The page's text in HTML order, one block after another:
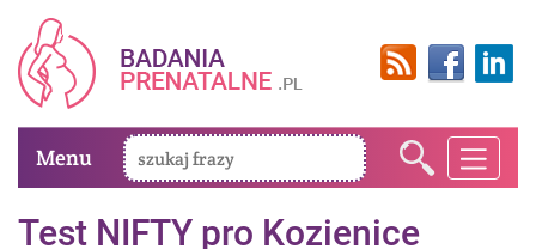
Menu
Test NIFTY pro Kozienice